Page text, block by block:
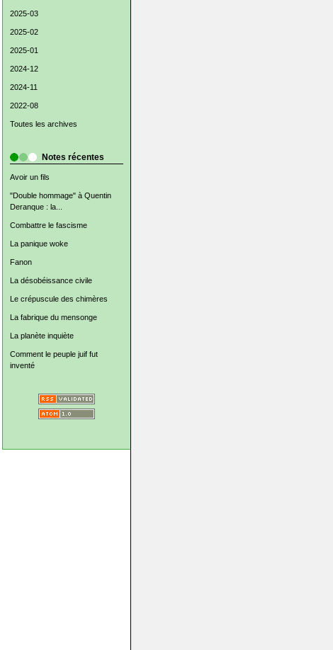
2025-03
2025-02
2025-01
2024-12
2024-11
2022-08
Toutes les archives
Notes récentes
Avoir un fils
"Double hommage" à Quentin
Deranque : la...
Combattre le fascisme
La panique woke
Fanon
La désobéissance civile
Le crépuscule des chimères
La fabrique du mensonge
La planète inquiète
Comment le peuple juif fut
inventé